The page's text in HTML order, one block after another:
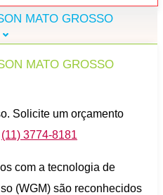
MATO GROSSO
MATO GROSSO
Solicite um orçamento
(11) 3774-8181
com a tecnologia de
(WGM) são reconhecidos